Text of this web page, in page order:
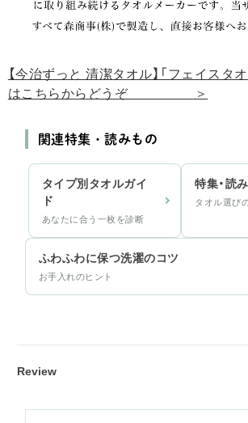
【今治ずっと 清潔タオル】「フェイスタオ
はこちらからどうぞ ＞
関連特集・読みもの
タイプ別タオルガイ
ド
あなたに合う一枚を診断
特集・読
タオル選び
ふわふわに保つ洗濯のコツ
お手入れのヒント
Review